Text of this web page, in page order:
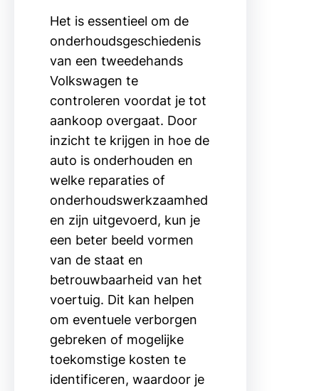
Het is essentieel om de
onderhoudsgeschiedenis
van een tweedehands
Volkswagen te
controleren voordat je tot
aankoop overgaat. Door
inzicht te krijgen in hoe de
auto is onderhouden en
welke reparaties of
onderhoudswerkzaamhed
en zijn uitgevoerd, kun je
een beter beeld vormen
van de staat en
betrouwbaarheid van het
voertuig. Dit kan helpen
om eventuele verborgen
gebreken of mogelijke
toekomstige kosten te
identificeren, waardoor je